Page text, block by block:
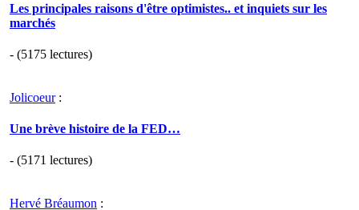
Les principales raisons d'être optimistes.. et inquiets sur les
marchés
- (5175 lectures)
Jolicoeur:
Une brève histoire de la FED…
- (5171 lectures)
Hervé Bréaumon :